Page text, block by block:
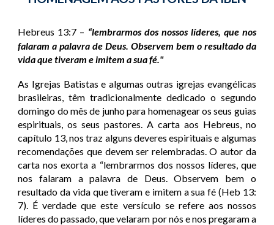
Hebreus 13:7 – “lembrarmos dos nossos líderes, que nos
falaram a palavra de Deus. Observem bem o resultado da
vida que tiveram e imitem a sua fé."
As Igrejas Batistas e algumas outras igrejas evangélicas
brasileiras, têm tradicionalmente dedicado o segundo
domingo do mês de junho para homenagear os seus guias
espirituais, os seus pastores. A carta aos Hebreus, no
capítulo 13, nos traz alguns deveres espirituais e algumas
recomendações que devem ser relembradas. O autor da
carta nos exorta a “lembrarmos dos nossos líderes, que
nos falaram a palavra de Deus. Observem bem o
resultado da vida que tiveram e imitem a sua fé (Heb 13:
7). É verdade que este versículo se refere aos nossos
líderes do passado, que velaram por nós e nos pregaram a